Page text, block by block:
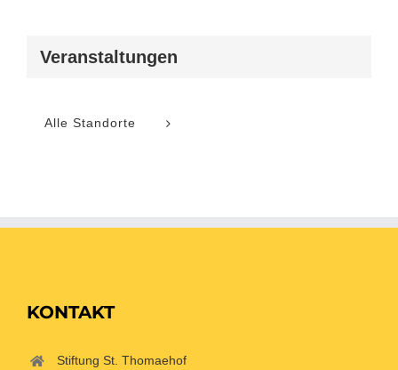
Veranstaltungen
Alle Standorte
KONTAKT
Stiftung St. Thomaehof